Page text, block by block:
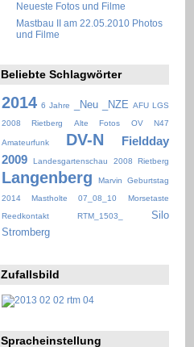
Neueste Fotos und Filme
Mastbau II am 22.05.2010 Photos
und Filme
Beliebte Schlagwörter
2014 6 Jahre _Neu _NZE AFU LGS
2008 Rietberg
Alte Fotos OV N47
Amateurfunk DV-N
Fieldday
2009
Landesgartenschau 2008 Rietberg
Langenberg
Marvin Geburtstag
2014
Mastholte 07_08_10
Morsetaste
Reedkontakt
RTM_1503_
Silo
Stromberg
Zufallsbild
Spracheinstellung